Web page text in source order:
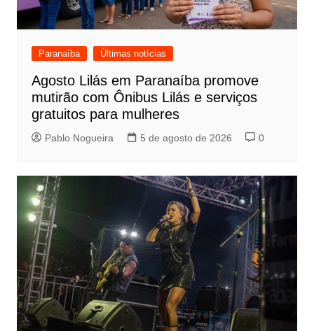
Paranaíba Últimas notícias
Agosto Lilás em Paranaíba promove
mutirão com Ônibus Lilás e serviços
gratuitos para mulheres
Pablo Nogueira 5 de agosto de 2026 0